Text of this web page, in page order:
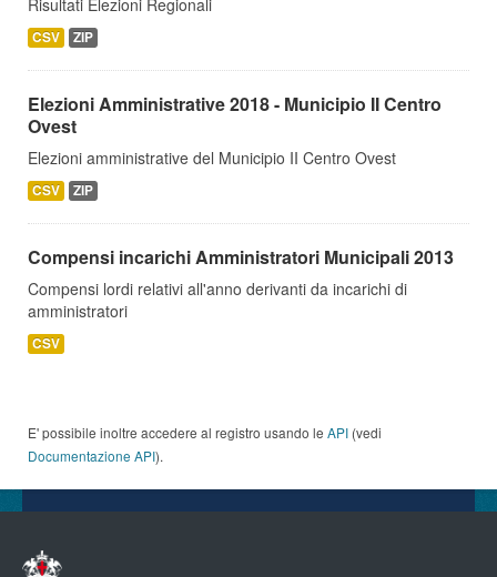
Risultati Elezioni Regionali
CSV ZIP
Elezioni Amministrative 2018 - Municipio II Centro
Ovest
Elezioni amministrative del Municipio II Centro Ovest
CSV ZIP
Compensi incarichi Amministratori Municipali 2013
Compensi lordi relativi all'anno derivanti da incarichi di
amministratori
CSV
E' possibile inoltre accedere al registro usando le API (vedi
Documentazione API).